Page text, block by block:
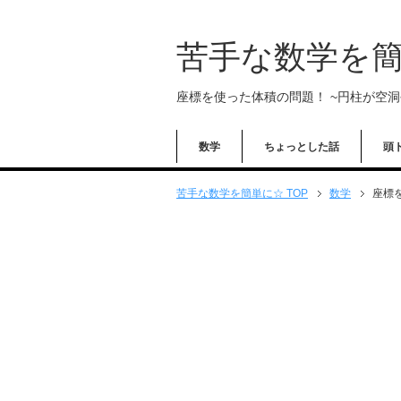
苦手な数学を
座標を使った体積の問題！ ~円柱が空
数学 ちょっとした話 頭
苦手な数学を簡単に☆ TOP 数学 座標